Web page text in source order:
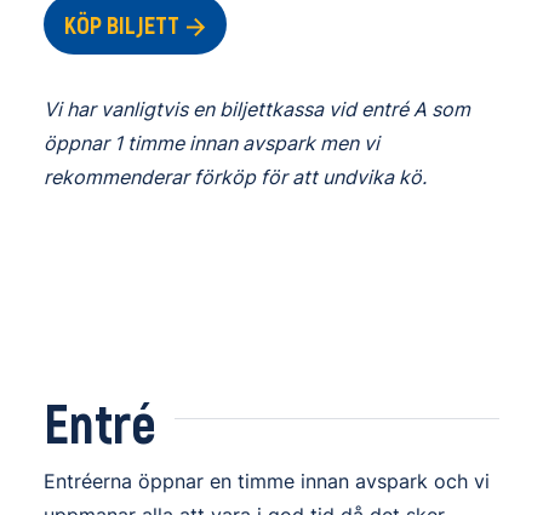
KÖP BILJETT
Vi har vanligtvis en biljettkassa vid entré A som
öppnar 1 timme innan avspark men vi
rekommenderar förköp för att undvika kö.
Entré
Entréerna öppnar en timme innan avspark och vi